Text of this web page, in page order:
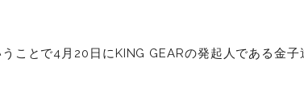
ことで4月20日にKING GEARの発起人である金